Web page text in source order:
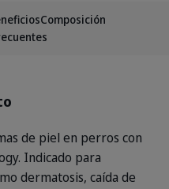
Composición
de piel en perros con
Indicado para
dermatosis, caída de